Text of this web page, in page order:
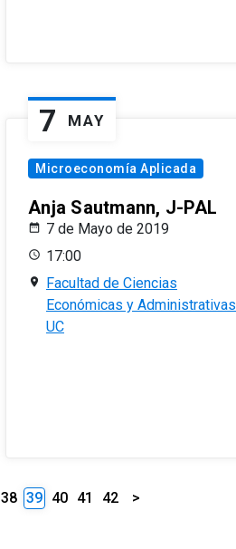
7 MAY
Microeconomía Aplicada
Anja Sautmann, J-PAL
7 de Mayo de 2019
17:00
Facultad de Ciencias
Económicas y Administrativas
UC
38 39 40 41 42 >